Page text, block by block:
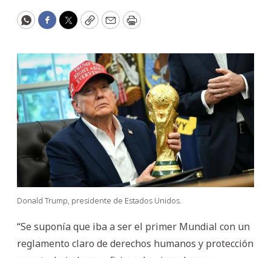
WhatsApp
Facebook
Twitter
CopyEmailPrint
Donald Trump, presidente de Estados Unidos.
“Se suponía que iba a ser el primer Mundial con un
reglamento claro de derechos humanos y protección